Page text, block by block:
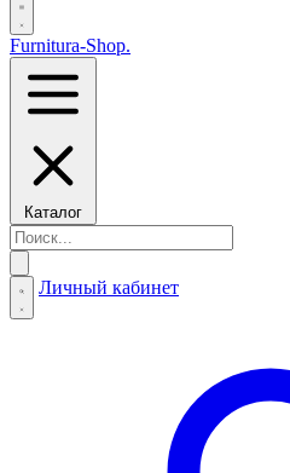
Furnitura-Shop.
Каталог
Личный кабинет